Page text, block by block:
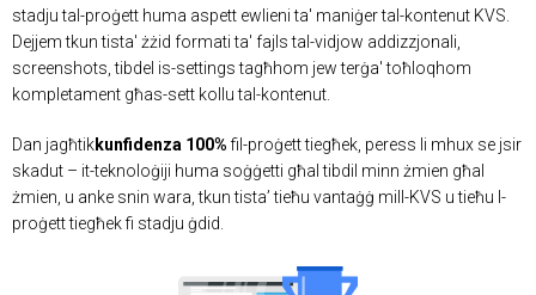
stadju tal-proġett huma aspett ewlieni ta' maniġer tal-kontenut KVS.
Dejjem tkun tista' żżid formati ta' fajls tal-vidjow addizzjonali,
screenshots, tibdel is-settings tagħhom jew terġa' toħloqhom
kompletament għas-sett kollu tal-kontenut.
Dan jagħtikkunfidenza 100%fil-proġett tiegħek, peress li mhux se jsir
skadut – it-teknoloġiji huma soġġetti għal tibdil minn żmien għal
żmien, u anke snin wara, tkun tista’ tieħu vantaġġ mill-KVS u tieħu l-
proġett tiegħek fi stadju ġdid.